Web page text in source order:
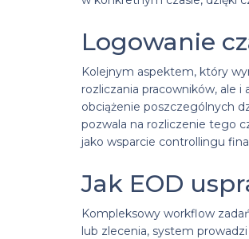
Logowanie
Kolejnym aspektem, który
rozliczania pracowników, ale
obciążenie poszczególnych
pozwala na rozliczenie tego
jako wsparcie controllingu
Jak EOD
Kompleksowy workflow
lub zlecenia, system